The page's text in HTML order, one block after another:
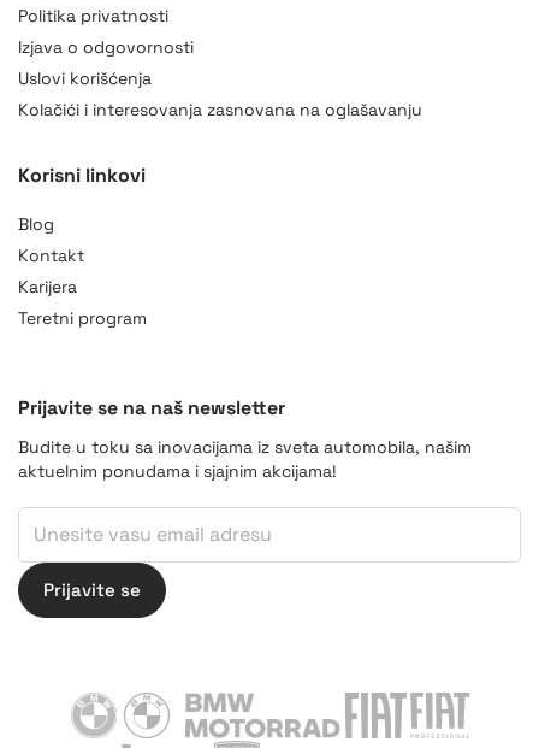
Politika privatnosti
Izjava o odgovornosti
Uslovi korišćenja
Kolačići i interesovanja zasnovana na oglašavanju
Korisni linkovi
Blog
Kontakt
Karijera
Teretni program
Prijavite se na naš newsletter
Budite u toku sa inovacijama iz sveta automobila, našim
aktuelnim ponudama i sjajnim akcijama!
Email
Email
*
Prijavite se
BMW BMW Motorrad Fiat Fiat